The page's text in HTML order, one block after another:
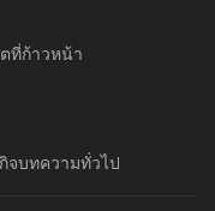
ที่ก้าวหน้า
จบทความทั่วไป